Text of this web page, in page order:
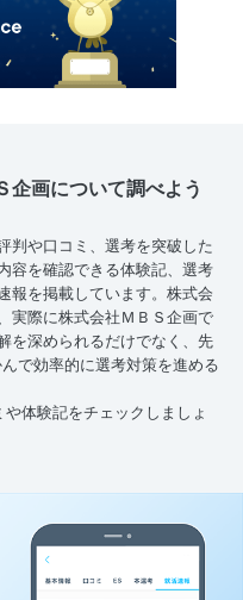
企画について調べよう
判や口コミ、選考を突破した
容を確認できる体験記、選考
報を掲載しています。株式会
実際に株式会社ＭＢＳ企画で
を深められるだけでなく、先
で効率的に選考対策を進める
体験記をチェックしましょ